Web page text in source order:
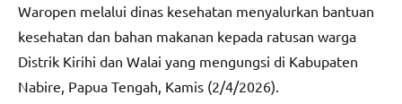
Waropen melalui dinas kesehatan menyalurkan bantuan
kesehatan dan bahan makanan kepada ratusan warga
Distrik Kirihi dan Walai yang mengungsi di Kabupaten
Nabire, Papua Tengah, Kamis (2/4/2026).